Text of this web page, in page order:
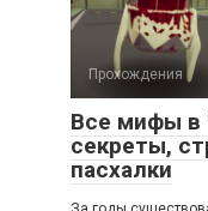
Прохождения
Все мифы в
секреты,
пасхалки